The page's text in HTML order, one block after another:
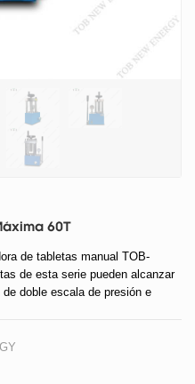
60T
de tabletas manual TOB-
de esta serie pueden alcanzar
doble escala de presión e